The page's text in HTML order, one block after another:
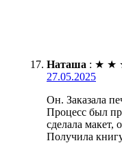
Наташа : ★ ★
27.05.2025
Он. Заказала
Процесс был
сделала макет,
Получила